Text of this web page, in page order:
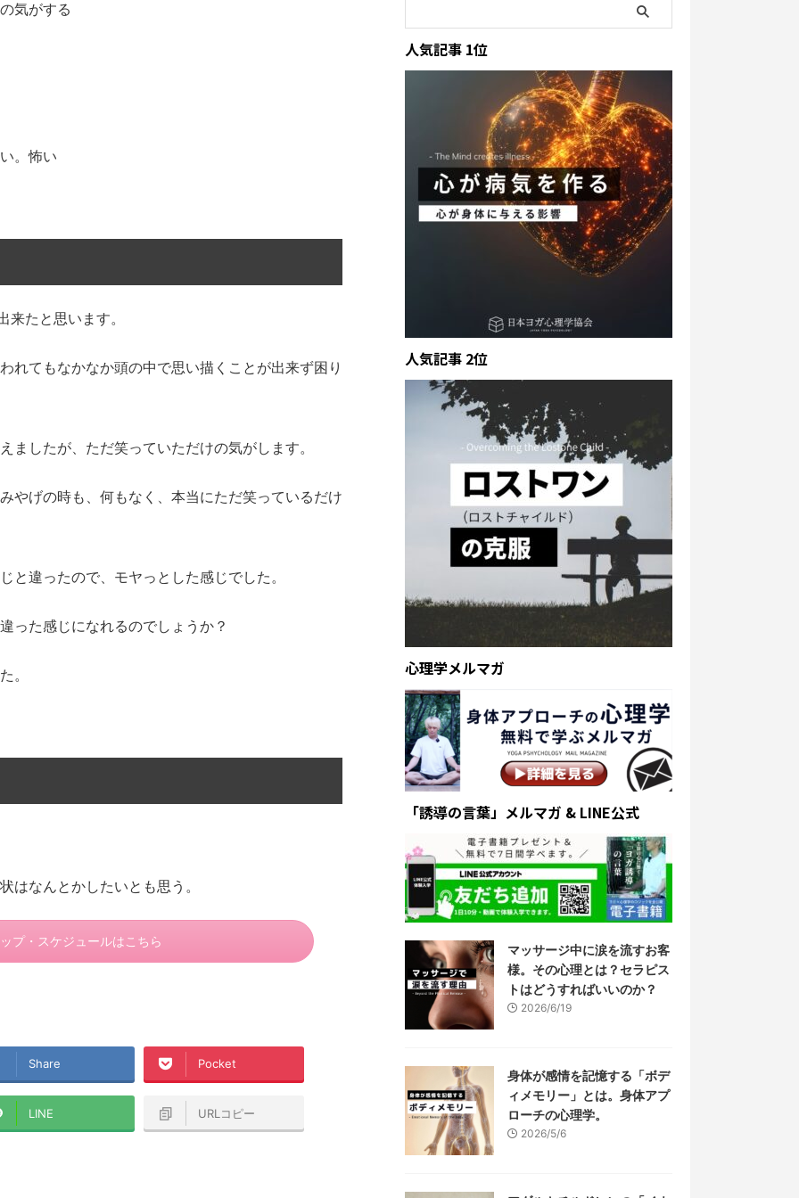
気がする
。怖い
たと思います。
れてもなかなか頭の中で思い描くことが出来ず困り
ましたが、ただ笑っていただけの気がします。
やげの時も、何もなく、本当にただ笑っているだけ
と違ったので、モヤっとした感じでした。
った感じになれるのでしょうか？
。
はなんとかしたいとも思う。
プ・スケジュールはこちら
Share Pocket
LINE URLコピー
人気記事 1位
人気記事 2位
心理学メルマガ
「誘導の言葉」メルマガ & LINE公式
マッサージ中に涙を流すお客
様。その心理とは？セラピス
トはどうすればいいのか？
2026/6/19
身体が感情を記憶する「ボデ
ィメモリー」とは。身体アプ
ローチの心理学。
2026/5/6